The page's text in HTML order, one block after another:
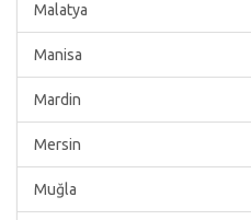
Malatya
Manisa
Mardin
Mersin
Muğla